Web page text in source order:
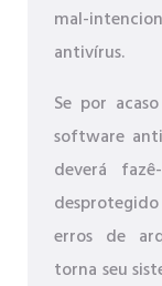
mal-
antivírus.
Se por
software
deverá
erros de
torna seu